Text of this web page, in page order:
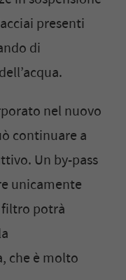
presenti
di
nel nuovo
continuare a
Un by-pass
unicamente
filtro potrà
che è molto